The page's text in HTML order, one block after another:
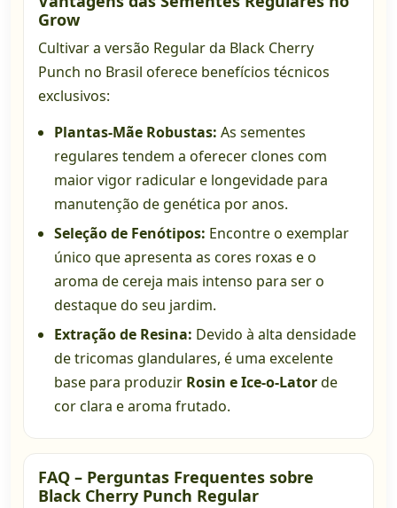
Grow
Cultivar a versão Regular da Black Cherry
Punch no Brasil oferece benefícios técnicos
exclusivos:
Plantas-Mãe Robustas: As sementes
regulares tendem a oferecer clones com
maior vigor radicular e longevidade para
manutenção de genética por anos.
Seleção de Fenótipos: Encontre o exemplar
único que apresenta as cores roxas e o
aroma de cereja mais intenso para ser o
destaque do seu jardim.
Extração de Resina: Devido à alta densidade
de tricomas glandulares, é uma excelente
base para produzir Rosin e Ice-o-Latorde
cor clara e aroma frutado.
FAQ – Perguntas Frequentes sobre
Black Cherry Punch Regular